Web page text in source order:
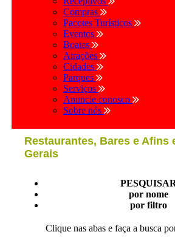
Compras
Pacotes Turísticos
Eventos
Boates
Atrações
Cidades
Parques
Serviços
Anuncie conosco
Sobre nós
Restaurantes, Bares e Afins
Gerais
por nome
por filtro
Clique nas abas e faça a busca